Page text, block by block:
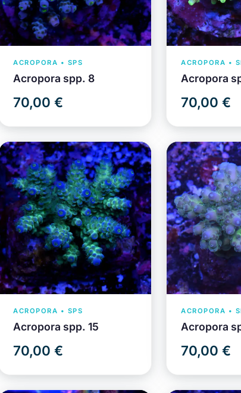
ACROPORA • SPS
Acropora spp. 8
70,00 €
ACROPORA •
Acropora
70,00 €
ACROPORA • SPS
Acropora spp. 15
70,00 €
ACROPORA •
Acropora
70,00 €